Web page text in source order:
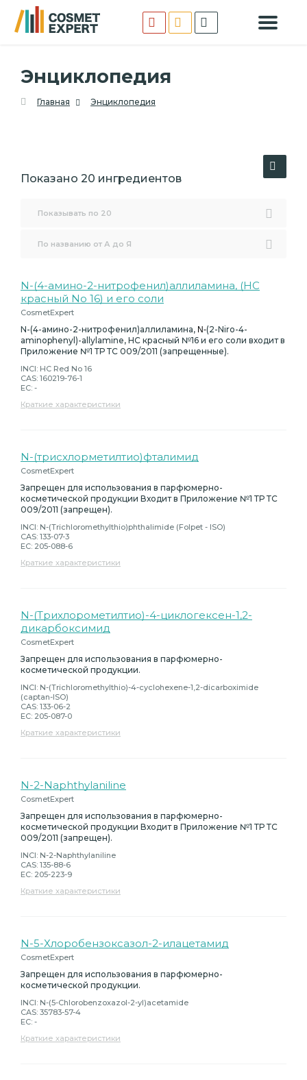
Энциклопедия
Главная Энциклопедия
Показано 20 ингредиентов
Показывать по 20
По названию от А до Я
N-(4-амино-2-нитрофенил)аллиламина, (HC
красный No 16) и его соли
CosmetExpert
N-(4-амино-2-нитрофенил)аллиламина, N-(2-Niro-4-
aminophenyl)-allylamine, HC красный №16 и его соли входит в
Приложение №1 ТР ТС 009/2011 (запрещенные).
INCI: HC Red No 16
CAS: 160219-76-1
EC: -
Краткие характеристики
N-(трисхлорметилтио)фталимид
CosmetExpert
Запрещен для использования в парфюмерно-
косметической продукции Входит в Приложение №1 ТР ТС
009/2011 (запрещен).
INCI: N-(Trichloromethylthio)phthalimide (Folpet - ISO)
CAS: 133-07-3
EC: 205-088-6
Краткие характеристики
N-(Трихлорометилтио)-4-циклогексен-1,2-
дикарбоксимид
CosmetExpert
Запрещен для использования в парфюмерно-
косметической продукции.
INCI: N-(Trichloromethylthio)-4-cyclohexene-1,2-dicarboximide
(captan-ISO)
CAS: 133-06-2
EC: 205-087-0
Краткие характеристики
N-2-Naphthylaniline
CosmetExpert
Запрещен для использования в парфюмерно-
косметической продукции Входит в Приложение №1 ТР ТС
009/2011 (запрещен).
INCI: N-2-Naphthylaniline
CAS: 135-88-6
EC: 205-223-9
Краткие характеристики
N-5-Хлоробензоксазол-2-илацетамид
CosmetExpert
Запрещен для использования в парфюмерно-
косметической продукции.
INCI: N-(5-Chlorobenzoxazol-2-yl)acetamide
CAS: 35783-57-4
EC: -
Краткие характеристики